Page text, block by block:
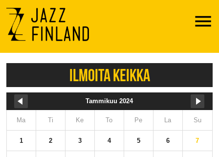
Menu
ILMOITA KEIKKA
Tammikuu 2024
Ma Ti Ke To Pe La Su
1 2 3 4 5 6 7